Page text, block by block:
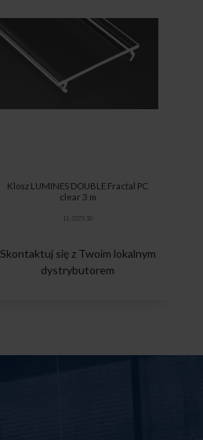
Klosz LUMINES DOUBLE Fractal PC
clear 3 m
11-3373-30
Skontaktuj się z Twoim lokalnym
dystrybutorem